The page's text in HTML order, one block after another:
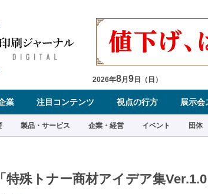
2026年8月 9 日（ 日 ）
業 注目コンテンツ 視点の行方 展示会
製品・サービス 企業・経営 イベント 団体
特殊トナー商材アイデア集